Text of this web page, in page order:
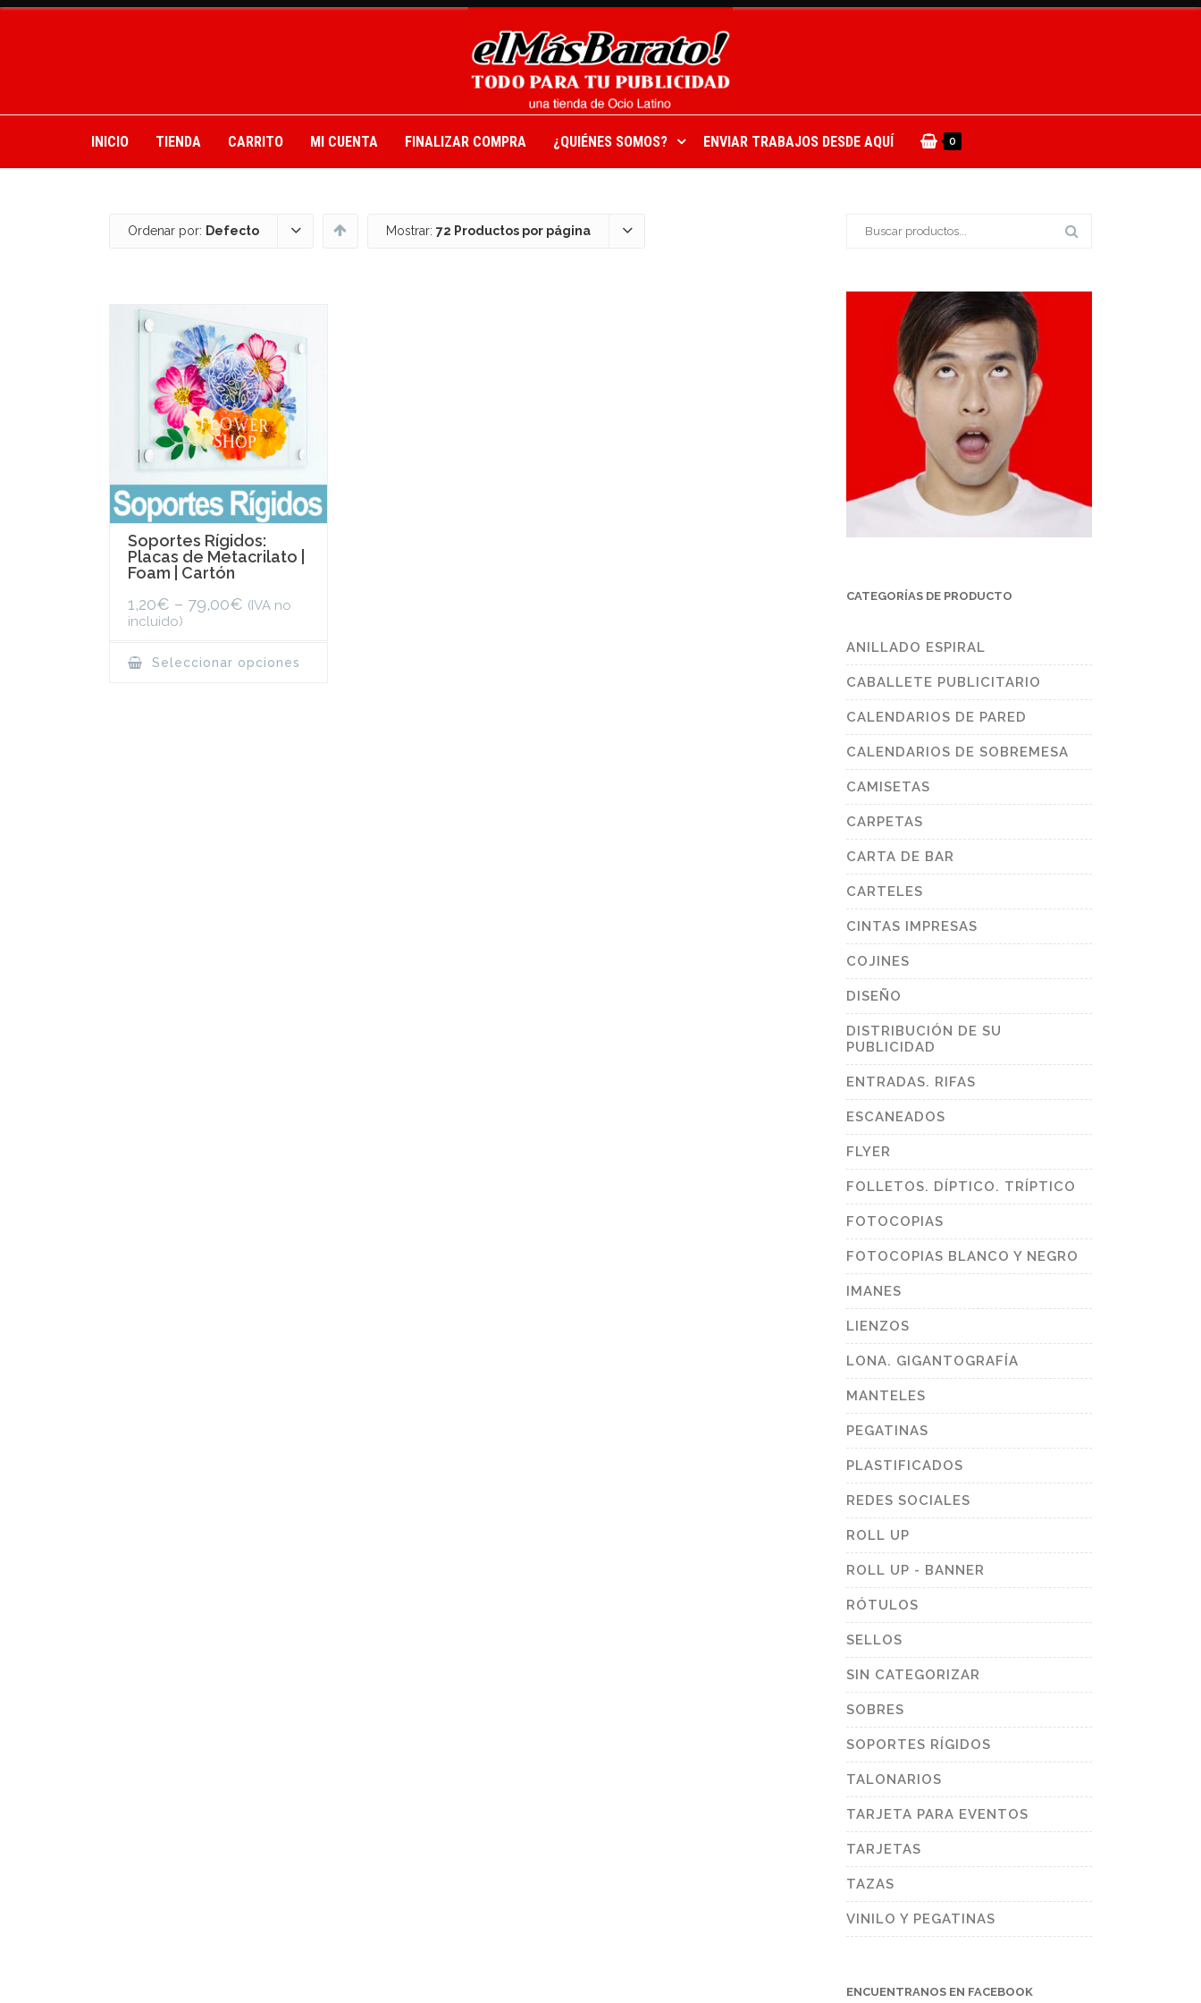
INICIO TIENDA CARRITO MI CUENTA FINALIZAR COMPRA ¿QUIÉNES SOMOS? ENVIAR TRABAJOS DESDE AQUÍ 0
Ordenar por: Defecto Mostrar: 72 Productos por página
Soportes Rígidos:
Placas de Metacrilato |
Foam | Cartón
1,20€ – 79,00€ (IVA no
incluido)
Seleccionar opciones
CATEGORÍAS DE PRODUCTO
ANILLADO ESPIRAL
CABALLETE PUBLICITARIO
CALENDARIOS DE PARED
CALENDARIOS DE SOBREMESA
CAMISETAS
CARPETAS
CARTA DE BAR
CARTELES
CINTAS IMPRESAS
COJINES
DISEÑO
DISTRIBUCIÓN DE SU
PUBLICIDAD
ENTRADAS. RIFAS
ESCANEADOS
FLYER
FOLLETOS. DÍPTICO. TRÍPTICO
FOTOCOPIAS
FOTOCOPIAS BLANCO Y NEGRO
IMANES
LIENZOS
LONA. GIGANTOGRAFÍA
MANTELES
PEGATINAS
PLASTIFICADOS
REDES SOCIALES
ROLL UP
ROLL UP - BANNER
RÓTULOS
SELLOS
SIN CATEGORIZAR
SOBRES
SOPORTES RÍGIDOS
TALONARIOS
TARJETA PARA EVENTOS
TARJETAS
TAZAS
VINILO Y PEGATINAS
ENCUENTRANOS EN FACEBOOK